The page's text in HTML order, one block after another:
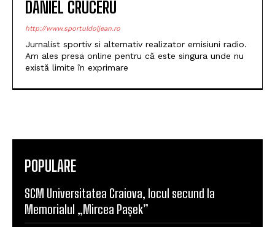
DANIEL CRUCERU
http://www.sportuldoljean.ro
Jurnalist sportiv si alternativ realizator emisiuni radio.
Am ales presa online pentru că este singura unde nu
există limite în exprimare
POPULARE
SCM Universitatea Craiova, locul secund la
Memorialul „Mircea Pașek”